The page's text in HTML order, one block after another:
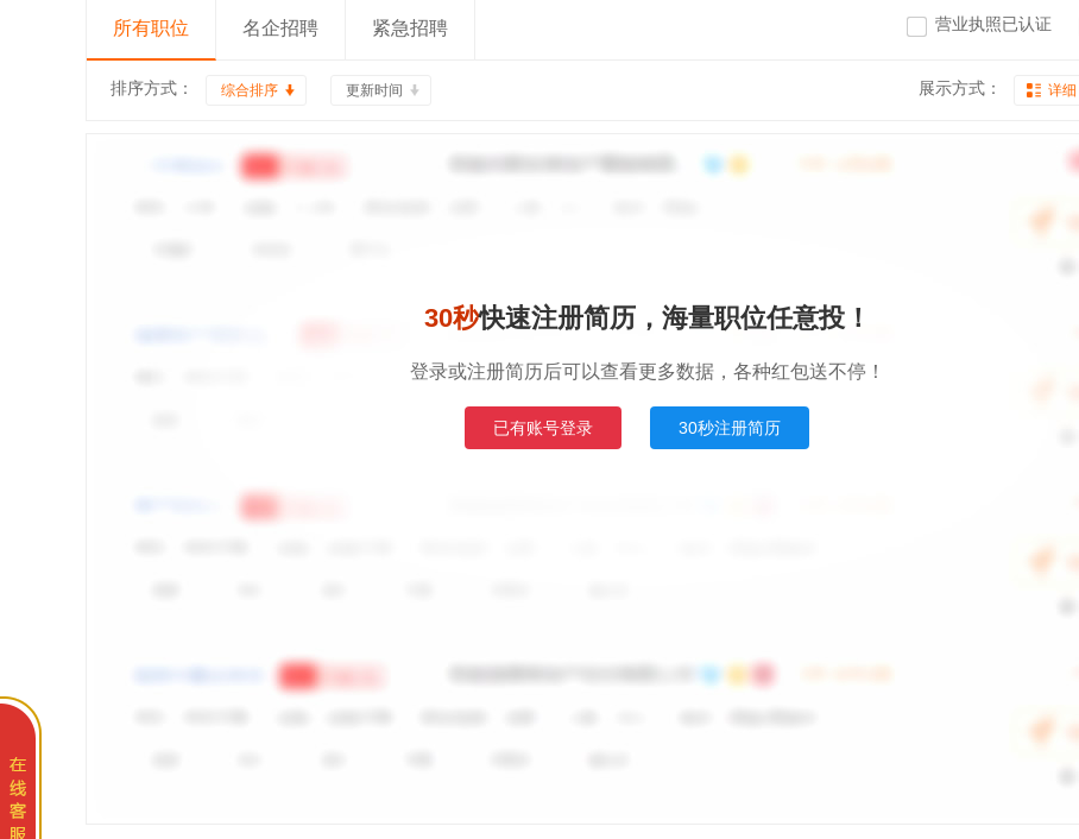
所有职位 名企招聘 紧急招聘 营业执照已认证
排序方式： 综合排序 更新时间 展示方式： 详细
30秒快速注册简历，海量职位任意投！
登录或注册简历后可以查看更多数据，各种红包送不停！
已有账号登录 30秒注册简历